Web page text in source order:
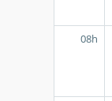
08h